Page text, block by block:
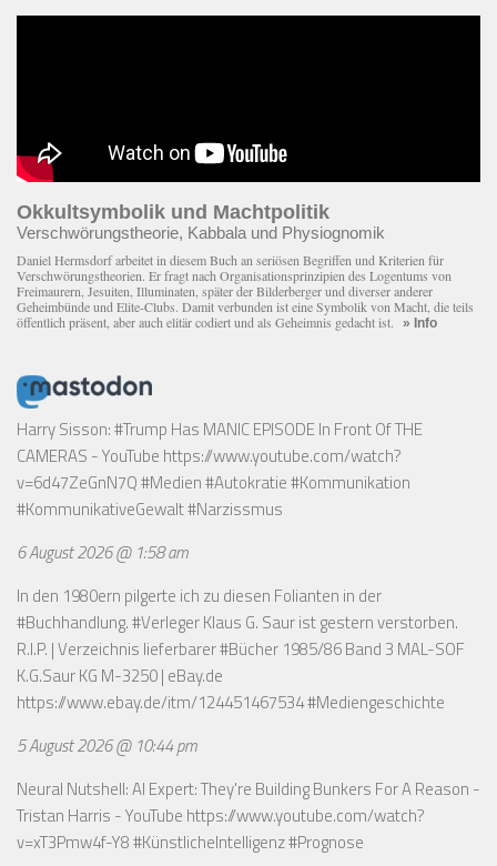
Okkultsymbolik und Machtpolitik
Verschwörungstheorie, Kabbala und Physiognomik
Daniel Hermsdorf arbeitet in diesem Buch an seriösen Begriffen und Kriterien für
Verschwörungstheorien. Er fragt nach Organisationsprinzipien des Logentums von
Freimaurern, Jesuiten, Illuminaten, später der Bilderberger und diverser anderer
Geheimbünde und Elite-Clubs. Damit verbunden ist eine Symbolik von Macht, die teils
öffentlich präsent, aber auch elitär codiert und als Geheimnis gedacht ist. » Info
Harry Sisson: #Trump Has MANIC EPISODE In Front Of THE
CAMERAS - YouTube https://www.youtube.com/watch?
v=6d47ZeGnN7Q#Medien #Autokratie #Kommunikation
#KommunikativeGewalt #Narzissmus
6 August 2026 @ 1:58 am
In den 1980ern pilgerte ich zu diesen Folianten in der
#Buchhandlung. #Verleger Klaus G. Saur ist gestern verstorben.
R.I.P. | Verzeichnis lieferbarer #Bücher 1985/86 Band 3 MAL-SOF
K.G.Saur KG M-3250 | eBay.de
https://www.ebay.de/itm/124451467534#Mediengeschichte
5 August 2026 @ 10:44 pm
Neural Nutshell: AI Expert: They're Building Bunkers For A Reason -
Tristan Harris - YouTube https://www.youtube.com/watch?
v=xT3Pmw4f-Y8#KünstlicheIntelligenz #Prognose